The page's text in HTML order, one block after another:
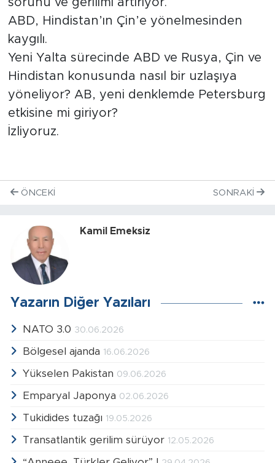
sorunu ve gerilimi artırıyor.
ABD, Hindistan’ın Çin’e yönelmesinden
kaygılı.
Yeni Yalta sürecinde ABD ve Rusya, Çin ve
Hindistan konusunda nasıl bir uzlaşıya
yöneliyor? AB, yeni denklemde Petersburg
etkisine mi giriyor?
İzliyoruz.
ÖNCEKI SONRAKI
Kamil Emeksiz
Yazarın Diğer Yazıları
NATO 3.0 30.06.2026
Bölgesel ajanda 16.06.2026
Yükselen Pakistan 09.06.2026
Emparyal Japonya 02.06.2026
Tukidides tuzağı 19.05.2026
Transatlantik gerilim sürüyor 12.05.2026